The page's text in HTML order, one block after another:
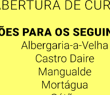
à gestão. A elaboração destes
em Assembleia Geral de Associados.